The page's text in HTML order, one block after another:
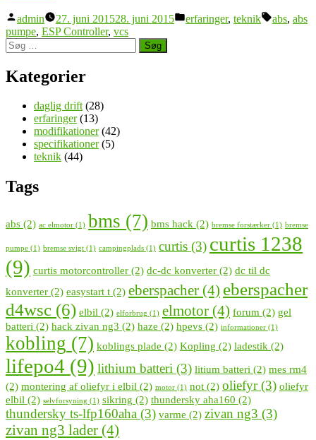
defekt,
abs
vsc
lamper
lyset
og
så
en
mere
alvorlig
Posted
by
admin 27. juni 201528. juni 2015
Posted
erfaringer, teknik Tags:
abs, abs
pumpe, ESP Controller, vcs
Søg
efter:
Kategorier
daglig drift(28)
erfaringer(13)
modifikationer(42)
specifikationer(5)
teknik (44)
Tags
abs (2) ac elmotor (1) bms (7) bms hack (2) bremse forstærker (1) bremse
pumpe (1) bremse svigt (1) campingplads (1) curtis (3) curtis 1238
(9) curtis motorcontroller (2) dc-dc konverter (2) dc til dc
konverter (2) easystart t (2) eberspacher (4) eberspacher
d4wsc (6) elbil (2) elforbrug (1) elmotor (4) forum (2) gel
batteri (2) hack zivan ng3 (2) haze (2) hpevs (2) informationer (1)
kobling (7) koblings plade (2) Kopling (2) ladestik (2)
lifepo4 (9) lithium batteri (3) litium batteri (2) mes rm4
(2) montering af oliefyr i elbil (2) motor (1) not (2) oliefyr(3) oliefyr
elbil (2) selvforsyning (1) sikring (2) thundersky aha160 (2)
thundersky ts-lfp160aha (3) varme (2) zivan ng3 (3)
zivan ng3 lader (4)